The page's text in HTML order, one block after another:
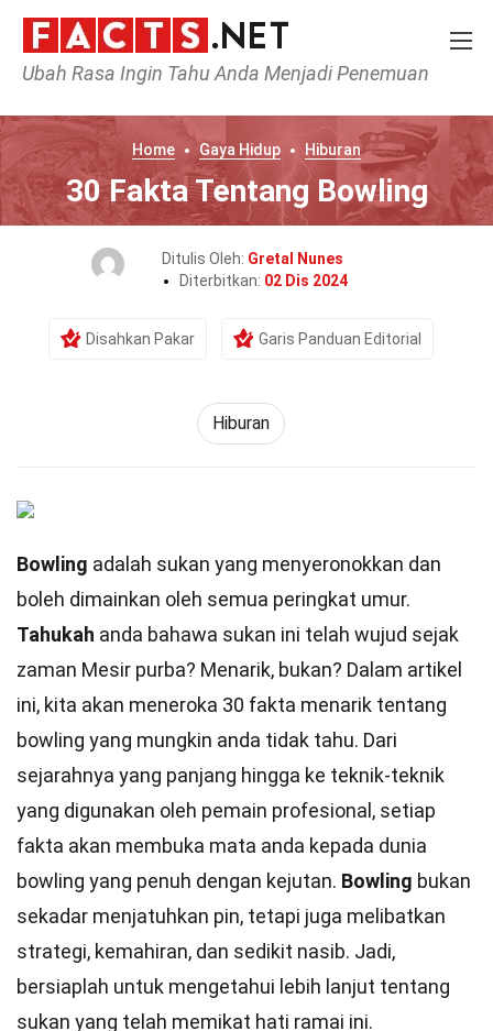
Ubah Rasa Ingin Tahu Anda Menjadi Penemuan
Home Gaya Hidup Hiburan
30 Fakta Tentang Bowling
Ditulis Oleh: Gretal Nunes
Diterbitkan: 02 Dis 2024
Disahkan Pakar Garis Panduan Editorial
Hiburan
Bowling adalah sukan yang menyeronokkan dan
boleh dimainkan oleh semua peringkat umur.
Tahukah anda bahawa sukan ini telah wujud sejak
zaman Mesir purba? Menarik, bukan? Dalam artikel
ini, kita akan meneroka 30 fakta menarik tentang
bowling yang mungkin anda tidak tahu. Dari
sejarahnya yang panjang hingga ke teknik-teknik
yang digunakan oleh pemain profesional, setiap
fakta akan membuka mata anda kepada dunia
bowling yang penuh dengan kejutan. Bowling bukan
sekadar menjatuhkan pin, tetapi juga melibatkan
strategi, kemahiran, dan sedikit nasib. Jadi,
bersiaplah untuk mengetahui lebih lanjut tentang
sukan yang telah memikat hati ramai ini.